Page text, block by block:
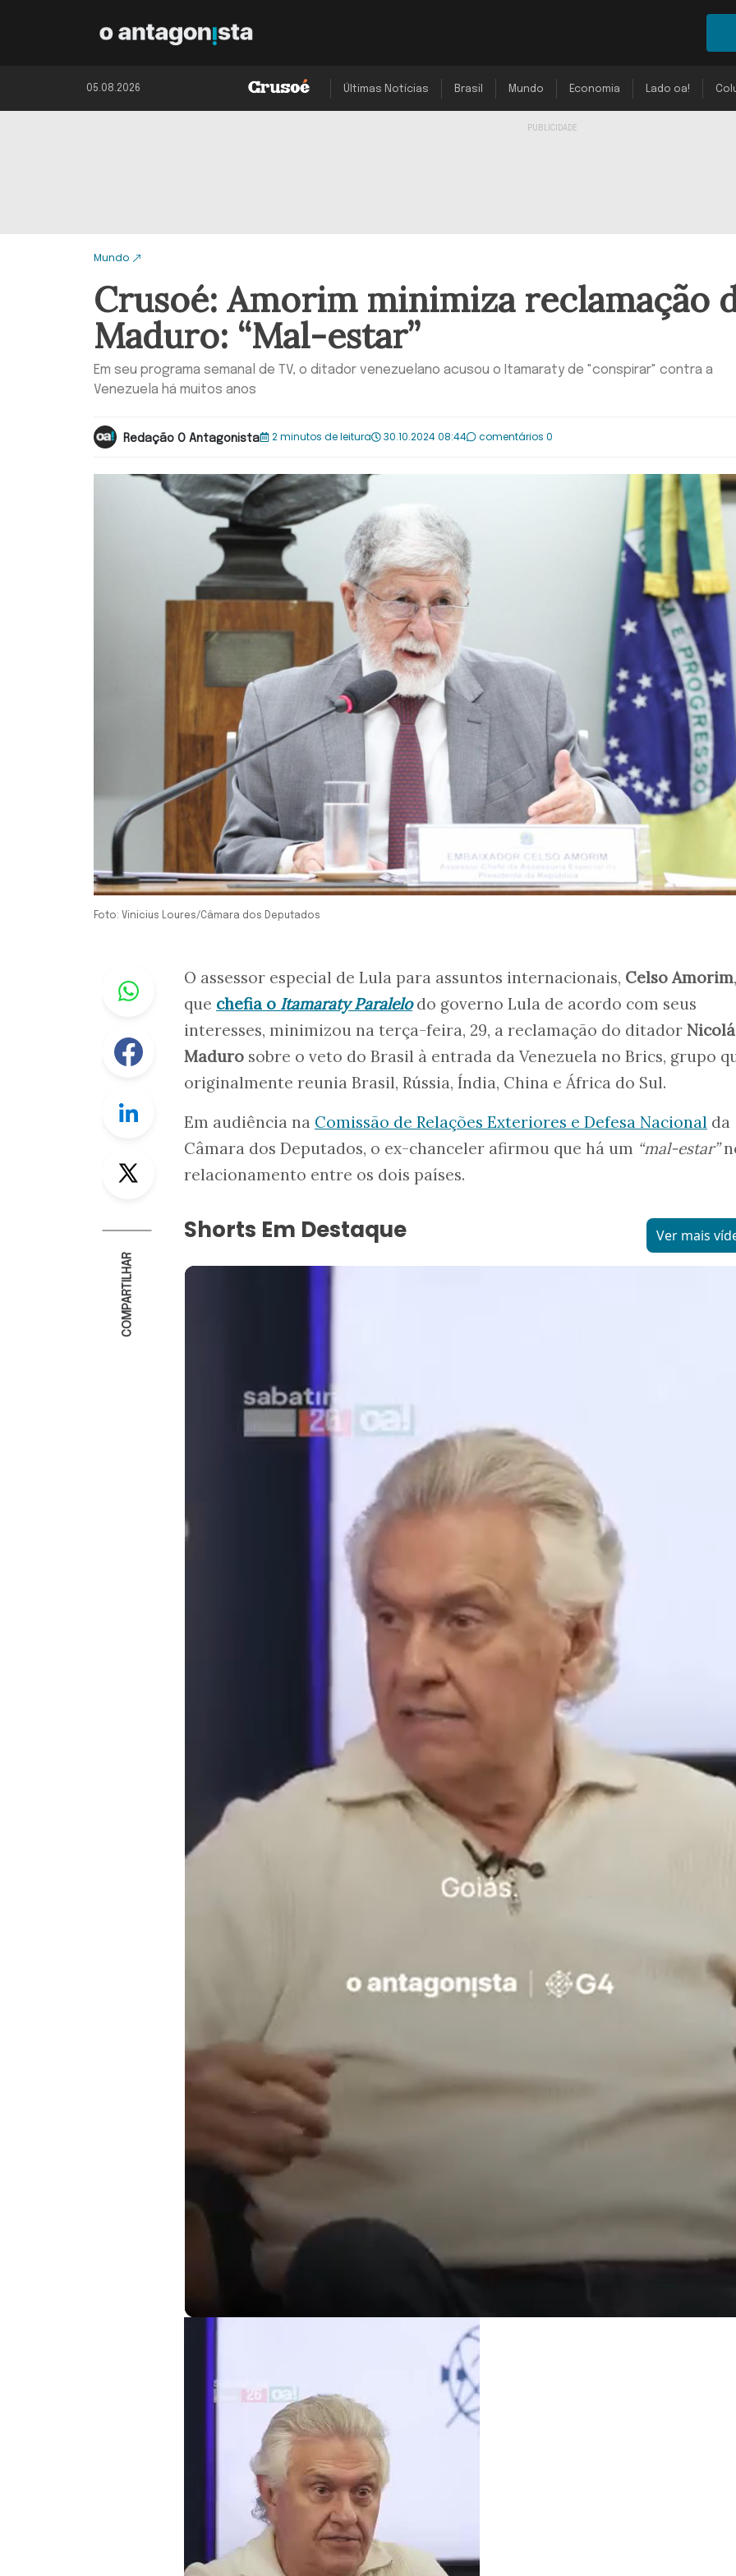
05.08.2026 Últimas Notícias Brasil Mundo Economia Lado oa!
Mundo
Crusoé: Amorim minimiza reclamação
Maduro: “Mal-estar”
Em seu programa semanal de TV, o ditador venezuelano acusou o Itamaraty de "conspirar" contra a
Venezuela há muitos anos
Redação O Antagonista 2 minutos de leitura 30.10.2024 08:44 comentários 0
Foto: Vinicius Loures/Câmara dos Deputados
Whastapp
Facebook
Twitter
COMPARTILHAR
O assessor especial de Lula para assuntos internacionais, Celso Amorim,
que chefia o Itamaraty Paralelodo governo Lula de acordo com seus
interesses, minimizou na terça-feira, 29, a reclamação do ditador
Maduro sobre o veto do Brasil à entrada da Venezuela no Brics, grupo
originalmente reunia Brasil, Rússia, Índia, China e África do Sul.
Em audiência na Comissão de Relações Exteriores e Defesa Nacional da
Câmara dos Deputados, o ex-chanceler afirmou que há um “mal-estar”
relacionamento entre os dois países.
Shorts Em Destaque Ver mais